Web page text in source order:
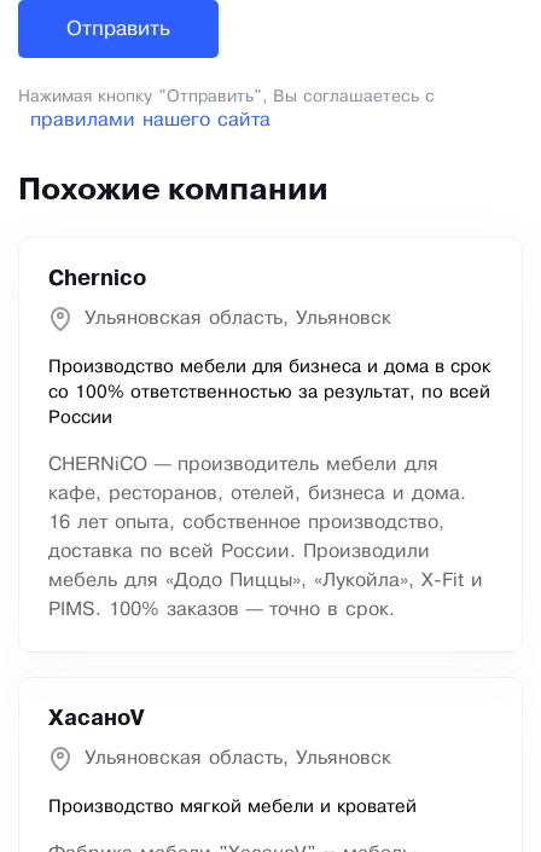
Нажимая кнопку "Отправить", Вы соглашаетесь с
правилами нашего сайта
Похожие компании
Chernico
Ульяновская область, Ульяновск
Производство мебели для бизнеса и дома в срок
со 100% ответственностью за результат, по всей
России
CHERNiCO — производитель мебели для
кафе, ресторанов, отелей, бизнеса и дома.
16 лет опыта, собственное производство,
доставка по всей России. Производили
мебель для «Додо Пиццы», «Лукойла», X-Fit и
PIMS. 100% заказов — точно в срок.
ХасаноV
Ульяновская область, Ульяновск
Производство мягкой мебели и кроватей